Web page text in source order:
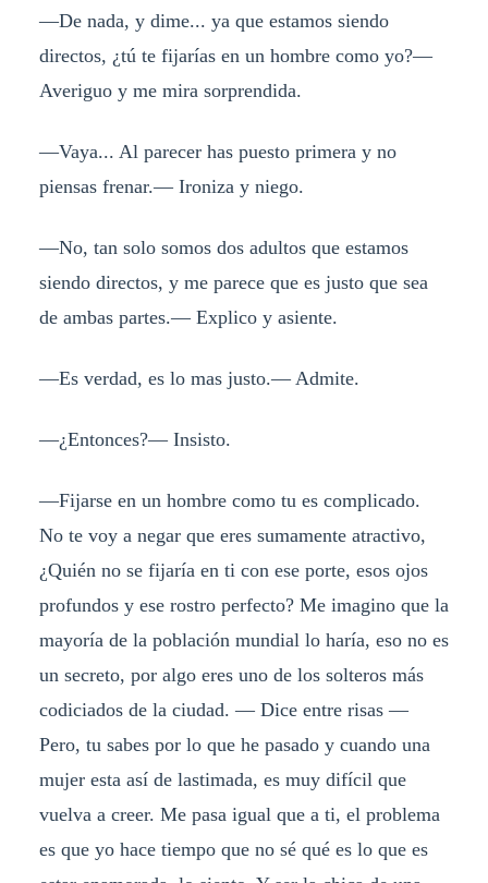
—De nada, y dime... ya que estamos siendo
directos, ¿tú te fijarías en un hombre como yo?—
Averiguo y me mira sorprendida.
—Vaya... Al parecer has puesto primera y no
piensas frenar.— Ironiza y niego.
—No, tan solo somos dos adultos que estamos
siendo directos, y me parece que es justo que sea
de ambas partes.— Explico y asiente.
—Es verdad, es lo mas justo.— Admite.
—¿Entonces?— Insisto.
—Fijarse en un hombre como tu es complicado.
No te voy a negar que eres sumamente atractivo,
¿Quién no se fijaría en ti con ese porte, esos ojos
profundos y ese rostro perfecto? Me imagino que la
mayoría de la población mundial lo haría, eso no es
un secreto, por algo eres uno de los solteros más
codiciados de la ciudad. — Dice entre risas —
Pero, tu sabes por lo que he pasado y cuando una
mujer esta así de lastimada, es muy difícil que
vuelva a creer. Me pasa igual que a ti, el problema
es que yo hace tiempo que no sé qué es lo que es